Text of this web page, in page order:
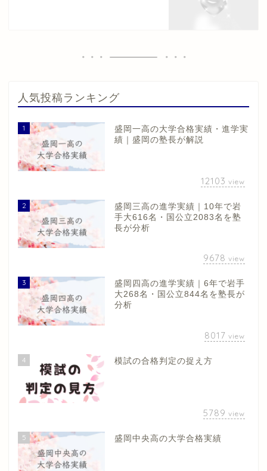
人気投稿ランキング
1
盛岡一高の大学合格実績・進学実
績｜盛岡の塾長が解説
12103 view
2
盛岡三高の進学実績｜10年で岩
手大616名・国公立2083名を塾
長が分析
9678 view
3
盛岡四高の進学実績｜6年で岩手
大268名・国公立844名を塾長が
分析
8017 view
4 模試の合格判定の捉え方
5789 view
5 盛岡中央高の大学合格実績